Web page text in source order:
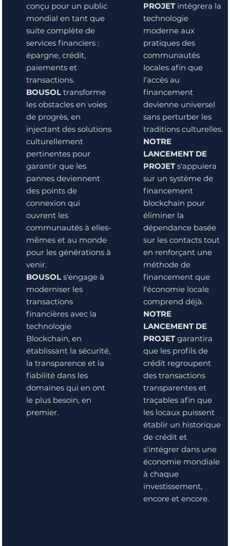
conçu pour un public
mondial en tant que
suite complète de
services financiers :
épargne, crédit,
paiements et
transactions.
BOUSOLtransforme
les obstacles en voies
de progrès, en
injectant des solutions
culturellement
pertinentes pour
garantir que les
pannes deviennent
des points de
connexion qui
ouvrent les
communautés à elles-
mêmes et au monde
pour les générations à
venir.
BOUSOLs'engage à
moderniser les
transactions
financières avec la
technologie
Blockchain, en
établissant la sécurité,
la transparence et la
fiabilité dans les
domaines qui en ont
le plus besoin, en
premier.
PROJETintégrera la
technologie
moderne aux
pratiques des
communautés
locales afin que
l’accès au
financement
devienne universel
sans perturber les
traditions culturelles.
NOTRE
LANCEMENT DE
PROJETs'appuiera
sur un système de
financement
blockchain pour
éliminer la
dépendance basée
sur les contacts tout
en renforçant une
méthode de
financement que
l'économie locale
comprend déjà.
NOTRE
LANCEMENT DE
PROJETgarantira
que les profils de
crédit regroupent
des transactions
transparentes et
traçables afin que
les locaux puissent
établir un historique
de crédit et
s'intégrer dans une
économie mondiale
à chaque
investissement,
encore et encore.